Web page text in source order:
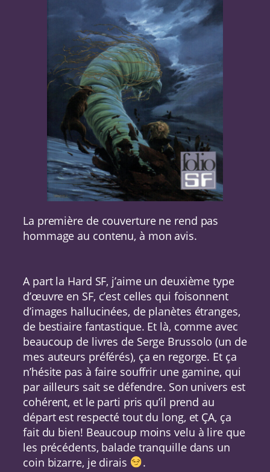
La première de couverture ne rend pas
hommage au contenu, à mon avis.
A part la Hard SF, j’aime un deuxième type
d’œuvre en SF, c’est celles qui foisonnent
d’images hallucinées, de planètes étranges,
de bestiaire fantastique. Et là, comme avec
beaucoup de livres de Serge Brussolo (un de
mes auteurs préférés), ça en regorge. Et ça
n’hésite pas à faire souffrir une gamine, qui
par ailleurs sait se défendre. Son univers est
cohérent, et le parti pris qu’il prend au
départ est respecté tout du long, et ÇA, ça
fait du bien! Beaucoup moins velu à lire que
les précédents, balade tranquille dans un
coin bizarre, je dirais
.